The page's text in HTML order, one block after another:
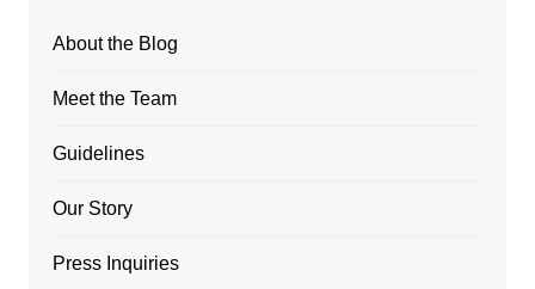
About the Blog
Meet the Team
Guidelines
Our Story
Press Inquiries